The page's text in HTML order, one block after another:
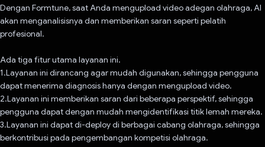
Dengan Formtune, saat Anda mengupload video adegan olahraga, AI
akan menganalisisnya dan memberikan saran seperti pelatih
profesional.
Ada tiga fitur utama layanan ini.
1.Layanan ini dirancang agar mudah digunakan, sehingga pengguna
dapat menerima diagnosis hanya dengan mengupload video.
2.Layanan ini memberikan saran dari beberapa perspektif, sehingga
pengguna dapat dengan mudah mengidentifikasi titik lemah mereka.
3.Layanan ini dapat di-deploy di berbagai cabang olahraga, sehingga
berkontribusi pada pengembangan kompetisi olahraga.